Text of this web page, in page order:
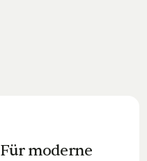
Für moderne